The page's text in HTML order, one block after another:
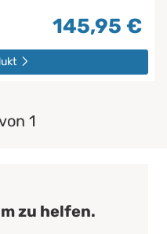
145,95 €
1
zu helfen.